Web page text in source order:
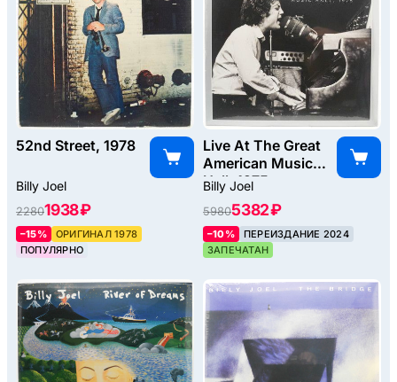
52nd Street, 1978
Billy Joel
22801938 ₽
–15%
ОРИГИНАЛ 1978
ПОПУЛЯРНО
Live At The Great
American Music
Hall, 1975
(2LP), 2023
Billy Joel
59805382 ₽
–10%
ПЕРЕИЗДАНИЕ 2024
ЗАПЕЧАТАН